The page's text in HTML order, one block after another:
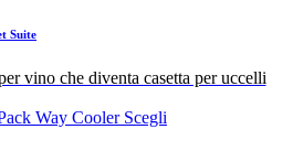
Suite
vino che diventa casetta per uccelli
Scegli